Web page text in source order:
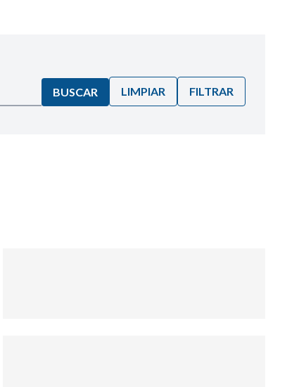
BUSCAR LIMPIAR FILTRAR